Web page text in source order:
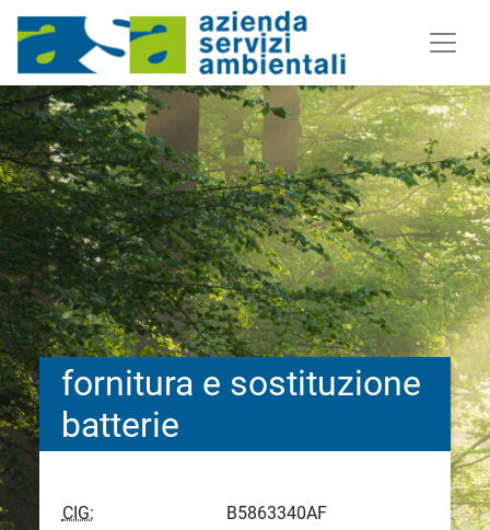
fornitura e sostituzione
batterie
CIG:
B5863340AF